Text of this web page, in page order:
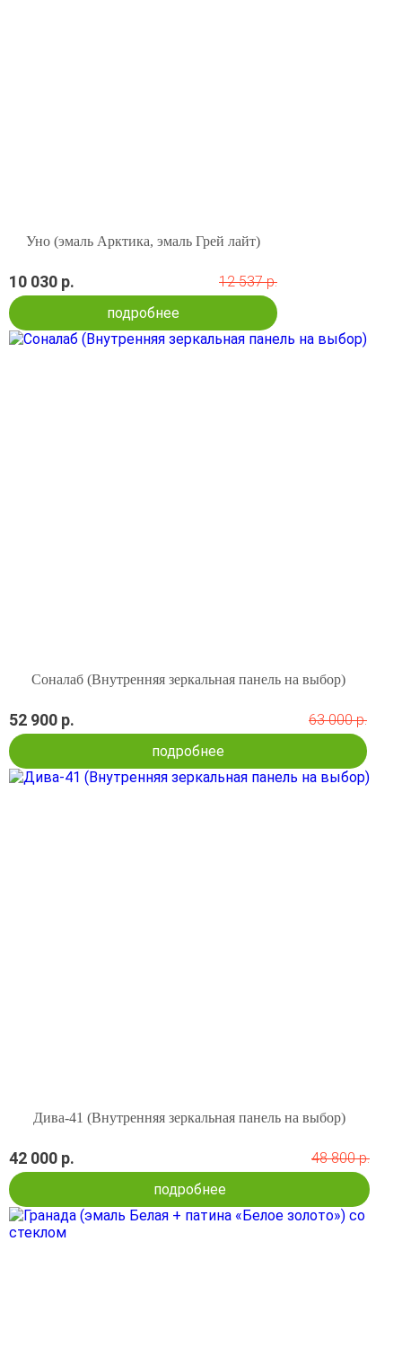
Уно (эмаль Арктика, эмаль Грей лайт)
10 030 р.
12 537 р.
подробнее
Соналаб (Внутренняя зеркальная панель на выбор)
52 900 р.
63 000 р.
подробнее
Дива-41 (Внутренняя зеркальная панель на выбор)
42 000 р.
48 800 р.
подробнее